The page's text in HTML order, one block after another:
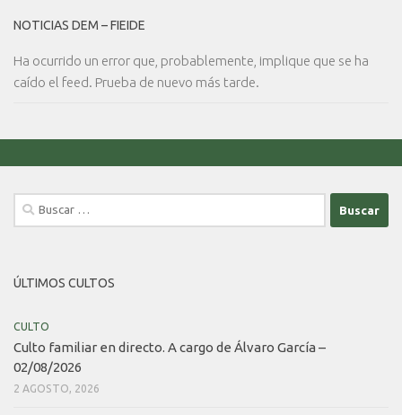
NOTICIAS DEM – FIEIDE
Ha ocurrido un error que, probablemente, implique que se ha
caído el feed. Prueba de nuevo más tarde.
Buscar:
ÚLTIMOS CULTOS
CULTO
Culto familiar en directo. A cargo de Álvaro García –
02/08/2026
2 AGOSTO, 2026